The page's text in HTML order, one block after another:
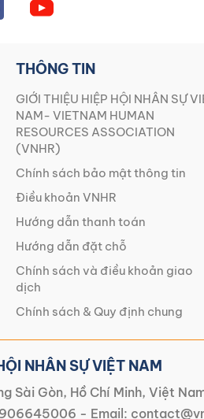
THÔNG TIN
GIỚI THIỆU HIỆP HỘI NHÂN SỰ
NAM- VIETNAM HUMAN
RESOURCES ASSOCIATION
(VNHR)
Chính sách bảo mật thông tin
Điều khoản VNHR
Hướng dẫn thanh toán
Hướng dẫn đặt chỗ
Chính sách và điều khoản giao
dịch
Chính sách & Quy định chung
NHÂN SỰ VIỆT NAM
Sài Gòn, Hồ Chí Minh, Việt
- Email: